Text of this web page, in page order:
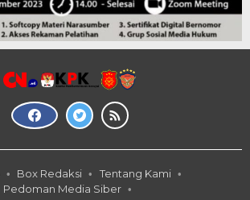
Box Redaksi
Tentang Kami
Pedoman Media Siber